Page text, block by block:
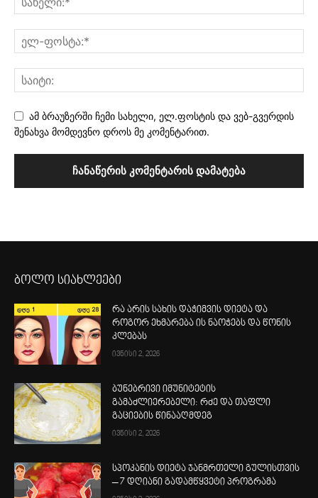
ამ ბრაუზერში ჩემი სახელი, ელ.ფოსტის და ვებ-გვერდის
შენახვა მომდევნო დროს მე კომენტარით.
ბოლო სიახლეები
რა არის სახის დაჭიმვის დიეტა და
როგორ ეხმარება ის ნაოჭებს და წონის
კლებას
ივნისი 2, 2026
ბუნებრივი იმუნიტეტის
გამაძლიერებელი: რძე და თაფლი
გაციების წინააღმდეგ
ივნისი 2, 2026
სპოკანის დიეტა ჯანმრთელი გულისთვის
– 7 დღიანი გადამწყვეტი პროგრამა